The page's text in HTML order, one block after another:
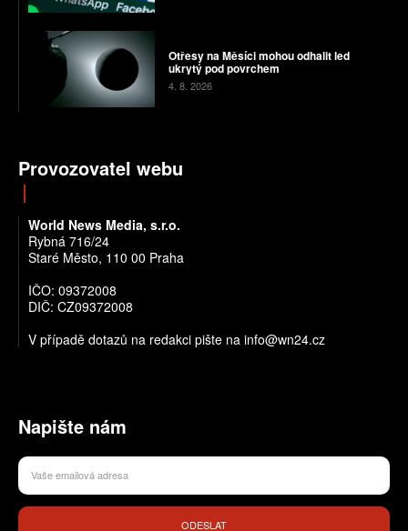
Otřesy na Měsíci mohou odhalit led
ukrytý pod povrchem
4. 8. 2026
Provozovatel webu
World News Media, s.r.o.
Rybná 716/24
Staré Město, 110 00 Praha
IČO: 09372008
DIČ: CZ09372008
V případě dotazů na redakci pište na info@wn24.cz
Napište nám
ODESLAT